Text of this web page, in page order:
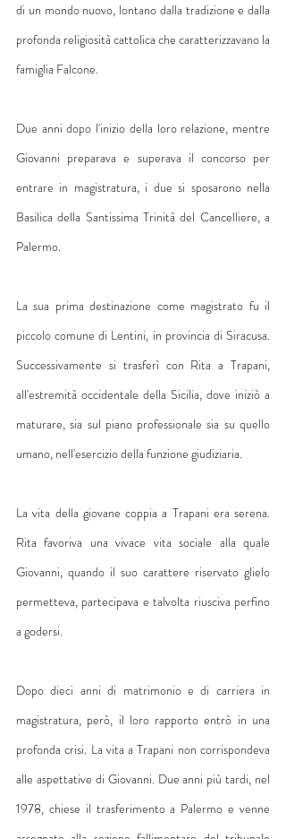
di un mondo nuovo, lontano dalla tradizione e dalla
profonda religiosità cattolica che caratterizzavano la
famiglia Falcone.
Due anni dopo l'inizio della loro relazione, mentre
Giovanni preparava e superava il concorso per
entrare in magistratura, i due si sposarono nella
Basilica della Santissima Trinità del Cancelliere, a
Palermo.
La sua prima destinazione come magistrato fu il
piccolo comune di Lentini, in provincia di Siracusa.
Successivamente si trasferì con Rita a Trapani,
all'estremità occidentale della Sicilia, dove iniziò a
maturare, sia sul piano professionale sia su quello
umano, nell'esercizio della funzione giudiziaria.
La vita della giovane coppia a Trapani era serena.
Rita favoriva una vivace vita sociale alla quale
Giovanni, quando il suo carattere riservato glielo
permetteva, partecipava e talvolta riusciva perfino
a godersi.
Dopo dieci anni di matrimonio e di carriera in
magistratura, però, il loro rapporto entrò in una
profonda crisi. La vita a Trapani non corrispondeva
alle aspettative di Giovanni. Due anni più tardi, nel
1978, chiese il trasferimento a Palermo e venne